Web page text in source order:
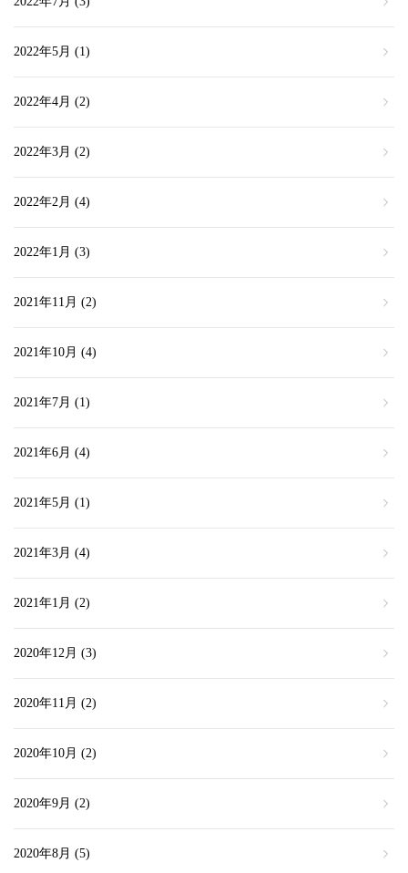
2022年5月 (1)
2022年4月 (2)
2022年3月 (2)
2022年2月 (4)
2022年1月 (3)
2021年11月 (2)
2021年10月 (4)
2021年7月 (1)
2021年6月 (4)
2021年5月 (1)
2021年3月 (4)
2021年1月 (2)
2020年12月 (3)
2020年11月 (2)
2020年10月 (2)
2020年9月 (2)
2020年8月 (5)